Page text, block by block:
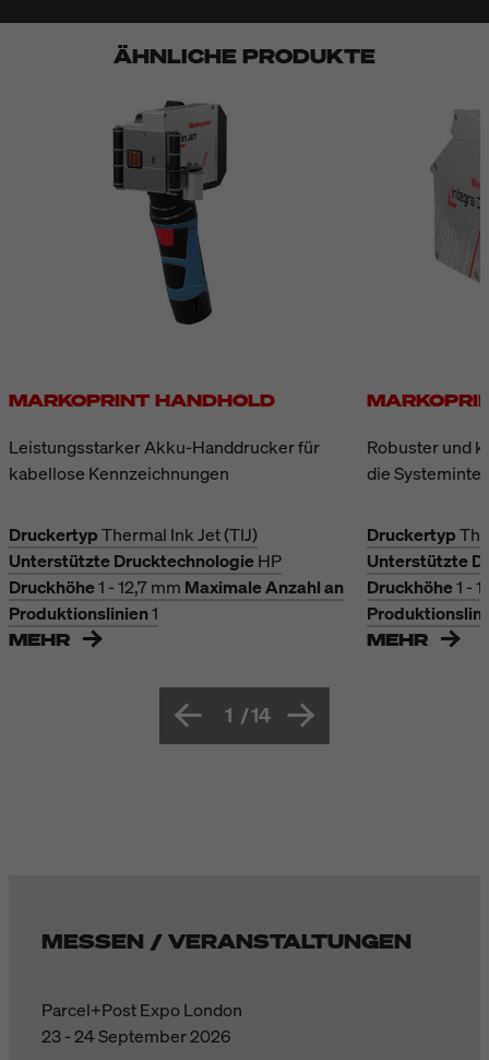
ÄHNLICHE PRODUKTE
MARKOPRINT HANDHOLD
Leistungsstarker Akku-Handdrucker für
kabellose Kennzeichnungen
DruckertypThermal Ink Jet (TIJ)
Unterstützte DrucktechnologieHP
Druckhöhe1 - 12,7 mm Maximale Anzahl an
Produktionslinien1
MEHR
Robuster und
die
Druckertyp
Unterstützte
Druckhöhe1 -
MEHR
1 /14
MESSEN / VERANSTALTUNGEN
Parcel+Post Expo London
23 - 24 September 2026